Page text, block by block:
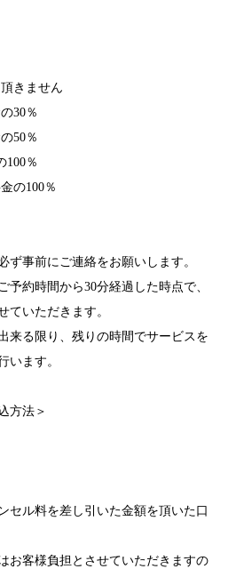
きません
30％
50％
100％
の100％
ず事前にご連絡をお願いします。
予約時間から30分経過した時点で、
ていただきます。
来る限り、残りの時間でサービスを
います。
方法＞
セル料を差し引いた金額を頂いた口
お客様負担とさせていただきますの